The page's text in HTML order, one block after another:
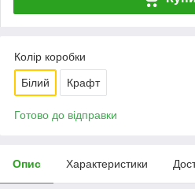
Колір коробки
Білий Крафт
Готово до відправки
Опис Характеристики